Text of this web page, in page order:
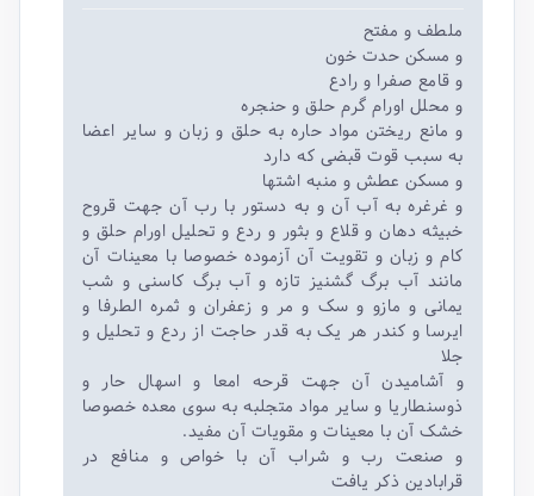
ملطف و مفتح
و مسکن حدت خون
و قامع صفرا و رادع
و محلل اورام گرم حلق و حنجره
و مانع ریختن مواد حاره به حلق و زبان و سایر اعضا
به سبب قوت قبضی که دارد
و مسکن عطش و منبه اشتها
و غرغره به آب آن و به دستور با رب آن جهت قروح
خبیثه دهان و قلاع و بثور و ردع و تحلیل اورام حلق و
کام و زبان و تقویت آن آزموده خصوصا با معینات آن
مانند آب برگ گشنیز تازه و آب برگ کاسنی و شب
یمانی و مازو و سک و مر و زعفران و ثمره الطرفا و
ایرسا و کندر هر یک به قدر حاجت از ردع و تحلیل و
جلا
و آشامیدن آن جهت قرحه امعا و اسهال حار و
ذوسنطاریا و سایر مواد متجلبه به سوی معده خصوصا
خشک آن با معینات و مقویات آن مفید.
و صنعت رب و شراب آن با خواص و منافع در
قرابادین ذکر یافت